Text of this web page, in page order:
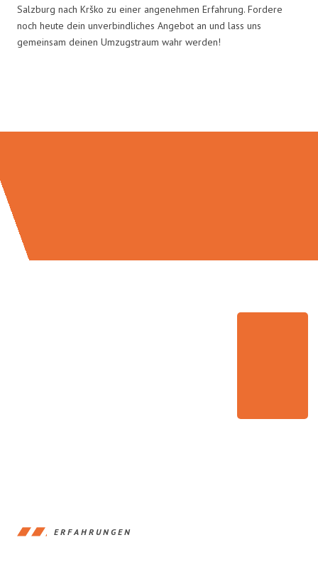
Salzburg nach Krško zu einer angenehmen Erfahrung. Fordere
noch heute dein unverbindliches Angebot an und lass uns
gemeinsam deinen Umzugstraum wahr werden!
ERFAHRUNGEN